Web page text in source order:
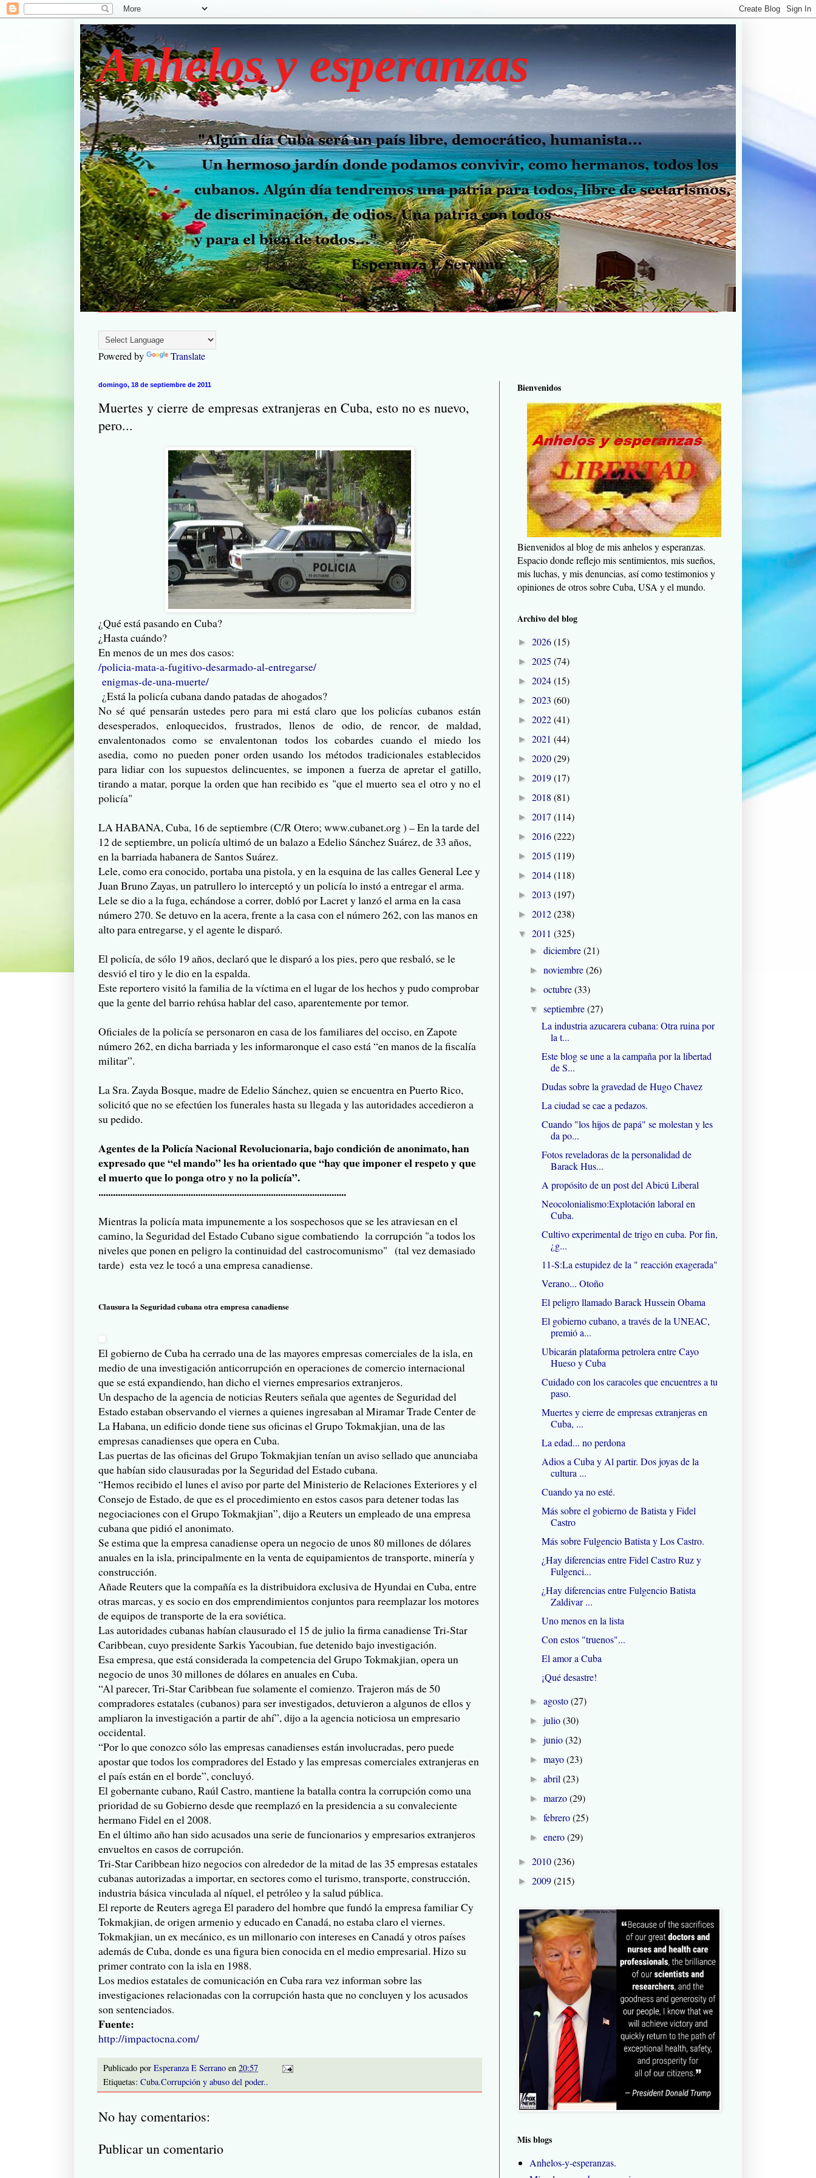
Anhelos y esperanzas
Powered by Translate
domingo, 18 de septiembre de 2011
Muertes y cierre de empresas extranjeras en Cuba, esto no es nuevo,
pero...
¿Qué está pasando en Cuba?
¿Hasta cuándo?
En menos de un mes dos casos:
/policia-mata-a-fugitivo-desarmado-al-entregarse/
enigmas-de-una-muerte/
¿Está la policía cubana dando patadas de ahogados?
No sé qué pensarán ustedes pero para mi está claro que los policías cubanos están
desesperados, enloquecidos, frustrados, llenos de odio, de rencor, de maldad,
envalentonados como se envalentonan todos los cobardes cuando el miedo los
asedia, como no pueden poner orden usando los métodos tradicionales establecidos
para lidiar con los supuestos delincuentes, se imponen a fuerza de apretar el gatillo,
tirando a matar, porque la orden que han recibido es "que el muerto sea el otro y no el
policía"
LA HABANA, Cuba, 16 de septiembre (C/R Otero; www.cubanet.org ) – En la tarde del
12 de septiembre, un policía ultimó de un balazo a Edelio Sánchez Suárez, de 33 años,
en la barriada habanera de Santos Suárez.
Lele, como era conocido, portaba una pistola, y en la esquina de las calles General Lee y
Juan Bruno Zayas, un patrullero lo interceptó y un policía lo instó a entregar el arma.
Lele se dio a la fuga, echándose a correr, dobló por Lacret y lanzó el arma en la casa
número 270. Se detuvo en la acera, frente a la casa con el número 262, con las manos en
alto para entregarse, y el agente le disparó.
El policía, de sólo 19 años, declaró que le disparó a los pies, pero que resbaló, se le
desvió el tiro y le dio en la espalda.
Este reportero visitó la familia de la víctima en el lugar de los hechos y pudo comprobar
que la gente del barrio rehúsa hablar del caso, aparentemente por temor.
Oficiales de la policía se personaron en casa de los familiares del occiso, en Zapote
número 262, en dicha barriada y les informaronque el caso está “en manos de la fiscalía
militar”.
La Sra. Zayda Bosque, madre de Edelio Sánchez, quien se encuentra en Puerto Rico,
solicitó que no se efectúen los funerales hasta su llegada y las autoridades accedieron a
su pedido.
Agentes de la Policía Nacional Revolucionaria, bajo condición de anonimato, han
expresado que “el mando” les ha orientado que “hay que imponer el respeto y que
el muerto que lo ponga otro y no la policía”.
......................................................................................................
Mientras la policía mata impunemente a los sospechosos que se les atraviesan en el
camino, la Seguridad del Estado Cubano sigue combatiendo la corrupción "a todos los
niveles que ponen en peligro la continuidad del castrocomunismo" (tal vez demasiado
tarde) esta vez le tocó a una empresa canadiense.
Clausura la Seguridad cubana otra empresa canadiense
El gobierno de Cuba ha cerrado una de las mayores empresas comerciales de la isla, en
medio de una investigación anticorrupción en operaciones de comercio internacional
que se está expandiendo, han dicho el viernes empresarios extranjeros.
Un despacho de la agencia de noticias Reuters señala que agentes de Seguridad del
Estado estaban observando el viernes a quienes ingresaban al Miramar Trade Center de
La Habana, un edificio donde tiene sus oficinas el Grupo Tokmakjian, una de las
empresas canadienses que opera en Cuba.
Las puertas de las oficinas del Grupo Tokmakjian tenían un aviso sellado que anunciaba
que habían sido clausuradas por la Seguridad del Estado cubana.
“Hemos recibido el lunes el aviso por parte del Ministerio de Relaciones Exteriores y el
Consejo de Estado, de que es el procedimiento en estos casos para detener todas las
negociaciones con el Grupo Tokmakjian”, dijo a Reuters un empleado de una empresa
cubana que pidió el anonimato.
Se estima que la empresa canadiense opera un negocio de unos 80 millones de dólares
anuales en la isla, principalmente en la venta de equipamientos de transporte, minería y
construcción.
Añade Reuters que la compañía es la distribuidora exclusiva de Hyundai en Cuba, entre
otras marcas, y es socio en dos emprendimientos conjuntos para reemplazar los motores
de equipos de transporte de la era soviética.
Las autoridades cubanas habían clausurado el 15 de julio la firma canadiense Tri-Star
Caribbean, cuyo presidente Sarkis Yacoubian, fue detenido bajo investigación.
Esa empresa, que está considerada la competencia del Grupo Tokmakjian, opera un
negocio de unos 30 millones de dólares en anuales en Cuba.
“Al parecer, Tri-Star Caribbean fue solamente el comienzo. Trajeron más de 50
compradores estatales (cubanos) para ser investigados, detuvieron a algunos de ellos y
ampliaron la investigación a partir de ahí”, dijo a la agencia noticiosa un empresario
occidental.
“Por lo que conozco sólo las empresas canadienses están involucradas, pero puede
apostar que todos los compradores del Estado y las empresas comerciales extranjeras en
el país están en el borde”, concluyó.
El gobernante cubano, Raúl Castro, mantiene la batalla contra la corrupción como una
prioridad de su Gobierno desde que reemplazó en la presidencia a su convaleciente
hermano Fidel en el 2008.
En el último año han sido acusados una serie de funcionarios y empresarios extranjeros
envueltos en casos de corrupción.
Tri-Star Caribbean hizo negocios con alrededor de la mitad de las 35 empresas estatales
cubanas autorizadas a importar, en sectores como el turismo, transporte, construcción,
industria básica vinculada al níquel, el petróleo y la salud pública.
El reporte de Reuters agrega El paradero del hombre que fundó la empresa familiar Cy
Tokmakjian, de origen armenio y educado en Canadá, no estaba claro el viernes.
Tokmakjian, un ex mecánico, es un millonario con intereses en Canadá y otros países
además de Cuba, donde es una figura bien conocida en el medio empresarial. Hizo su
primer contrato con la isla en 1988.
Los medios estatales de comunicación en Cuba rara vez informan sobre las
investigaciones relacionadas con la corrupción hasta que no concluyen y los acusados
son sentenciados.
Fuente:
http://impactocna.com/
Publicado por Esperanza E Serrano en 20:57
Etiquetas: Cuba.Corrupción y abuso del poder..
No hay comentarios:
Publicar un comentario
Bienvenidos
Bienvenidos al blog de mis anhelos y esperanzas.
Espacio donde reflejo mis sentimientos, mis sueños,
mis luchas, y mis denuncias, así como testimonios y
opiniones de otros sobre Cuba, USA y el mundo.
Archivo del blog
► 2026(15)
► 2025 (74)
► 2024(15)
► 2023 (60)
► 2022(41)
► 2021 (44)
► 2020(29)
► 2019(17)
► 2018 (81)
► 2017 (114)
► 2016(222)
► 2015 (119)
► 2014(118)
► 2013 (197)
► 2012(238)
▼ 2011 (325)
►diciembre(21)
►noviembre(26)
►octubre(33)
▼septiembre(27)
La industria azucarera cubana: Otra ruina por
la t...
Este blog se une a la campaña por la libertad
de S...
Dudas sobre la gravedad de Hugo Chavez
La ciudad se cae a pedazos.
Cuando "los hijos de papá" se molestan y les
da po...
Fotos reveladoras de la personalidad de
Barack Hus...
A propósito de un post del Abicú Liberal
Neocolonialismo:Explotación laboral en
Cuba.
Cultivo experimental de trigo en cuba. Por fin,
¿g...
11-S:La estupidez de la " reacción exagerada"
Verano... Otoño
El peligro llamado Barack Hussein Obama
El gobierno cubano, a través de la UNEAC,
premió a...
Ubicarán plataforma petrolera entre Cayo
Hueso y Cuba
Cuidado con los caracoles que encuentres a tu
paso.
Muertes y cierre de empresas extranjeras en
Cuba, ...
La edad... no perdona
Adios a Cuba y Al partir. Dos joyas de la
cultura ...
Cuando ya no esté.
Más sobre el gobierno de Batista y Fidel
Castro
Más sobre Fulgencio Batista y Los Castro.
¿Hay diferencias entre Fidel Castro Ruz y
Fulgenci...
¿Hay diferencias entre Fulgencio Batista
Zaldivar ...
Uno menos en la lista
Con estos "truenos"...
El amor a Cuba
¡Qué desastre!
►agosto(27)
►julio(30)
►junio(32)
►mayo(23)
►abril(23)
►marzo(29)
►febrero(25)
►enero(29)
► 2010(236)
► 2009(215)
Mis blogs
Anhelos-y-esperanzas.